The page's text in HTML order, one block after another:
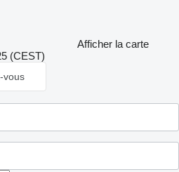
Afficher la carte
(CEST)
vous